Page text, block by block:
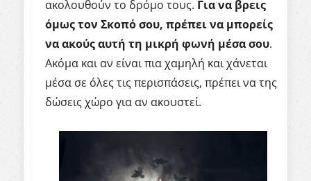
ακολουθούν το δρόμο τους. Για να βρεις
όμως τον Σκοπό σου, πρέπει να μπορείς
να ακούς αυτή τη μικρή φωνή μέσα σου.
Ακόμα και αν είναι πια χαμηλή και χάνεται
μέσα σε όλες τις περισπάσεις, πρέπει να της
δώσεις χώρο για αν ακουστεί.